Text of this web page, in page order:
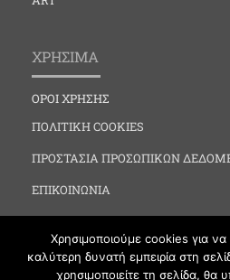
ΧΡΗΣΙΜΑ
ΟΡΟΙ ΧΡΗΣΗΣ
ΠΟΛΙΤΙΚΗ COOKIES
ΠΡΟΣΤΑΣΙΑ ΠΡΟΣΩΠΙΚΩΝ
ΕΠΙΚΟΙΝΩΝΙΑ
Χρησιμοποιούμε cookies για
καλύτερη δυνατή εμπειρία στη
χρησιμοποιείτε τη σελίδα, θα